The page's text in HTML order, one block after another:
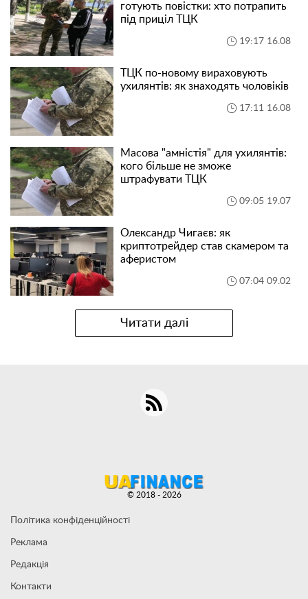
готують повістки: хто потрапить
під приціл ТЦК
19:17 16.08
ТЦК по-новому вираховують
ухилянтів: як знаходять чоловіків
17:11 16.08
Масова "амністія" для ухилянтів:
кого більше не зможе
штрафувати ТЦК
09:05 19.07
Олександр Чигаєв: як
криптотрейдер став скамером та
аферистом
07:04 09.02
Читати далі
Політика конфіденційності
Реклама
Редакція
Контакти
© 2018 - 2026